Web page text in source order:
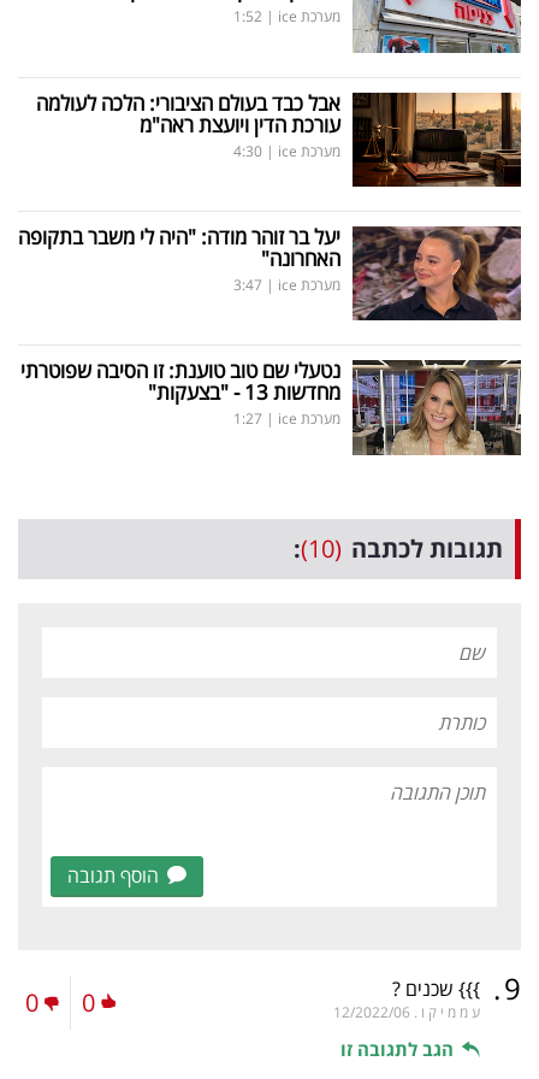
מערכת ice |
1:52
אבל כבד בעולם הציבורי: הלכה לעולמה
עורכת הדין ויועצת ראה"מ
מערכת ice |
4:30
יעל בר זוהר מודה: "היה לי משבר בתקופה
האחרונה"
מערכת ice |
3:47
נטעלי שם טוב טוענת: זו הסיבה שפוטרתי
מחדשות 13 - "בצעקות"
מערכת ice |
1:27
תגובות לכתבה (10)
:
הוסף תגובה
9
. }}} שכנים ?
ע מ מ י ק ו . 12/2022/06
הגב לתגובה זו
0
0